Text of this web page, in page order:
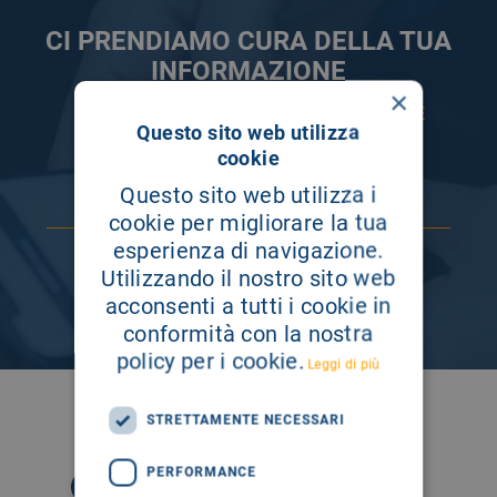
CI PRENDIAMO CURA DELLA TUA
INFORMAZIONE
ISCRIVITI AI NOSTRI CANALI PER RESTARE
SEMPRE AGGIORNATO
SEGUICI SU
×
Questo sito web utilizza
cookie
Questo sito web utilizza i
cookie per migliorare la tua
esperienza di navigazione.
Utilizzando il nostro sito web
acconsenti a tutti i cookie in
conformità con la nostra
policy per i cookie. Leggi di più
STRETTAMENTE NECESSARI
PERFORMANCE